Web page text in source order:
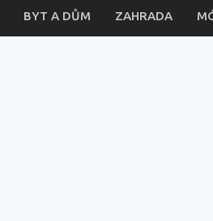
BYT A DŮM ZAHRADA